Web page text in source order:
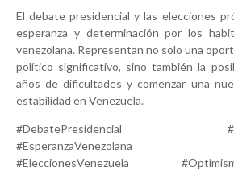
El debate presidencial y las elecciones
esperanza y determinación por los
venezolana. Representan no solo una
político significativo, sino también la
años de dificultades y comenzar una
estabilidad en Venezuela.
#DebatePresidencial
#EsperanzaVenezolana
#EleccionesVenezuela